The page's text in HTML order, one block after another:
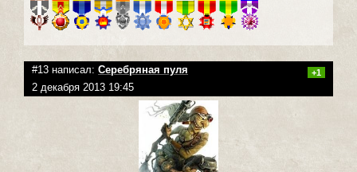
#13 написал: Серебряная пуля +1
2 декабря 2013 19:45